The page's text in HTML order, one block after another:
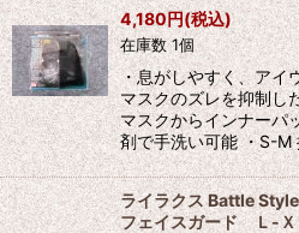
4,180円(税込)
在庫数 1個
・息がしやすく、ア
マスクのズレを抑制し
マスクからインナー
剤で手洗い可能 ・S-
ライラクス Battle
フェイスガード Ｌ-Ｘ